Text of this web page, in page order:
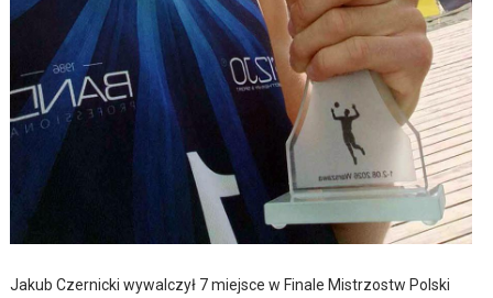
Jakub Czernicki wywalczył 7 miejsce w Finale Mistrzostw Polski